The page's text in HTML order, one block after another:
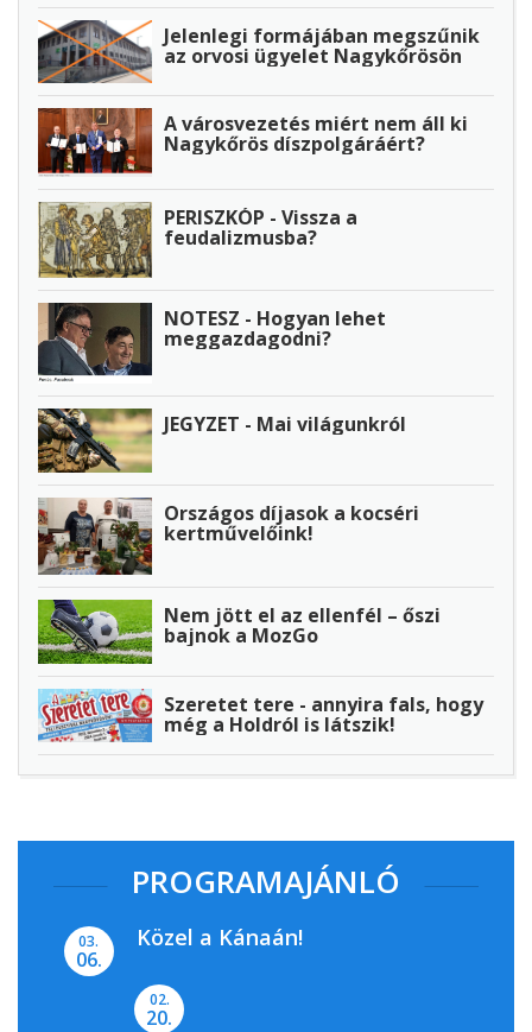
Jelenlegi formájában megszűnik
az orvosi ügyelet Nagykőrösön
A városvezetés miért nem áll ki
Nagykőrös díszpolgáráért?
PERISZKÓP - Vissza a
feudalizmusba?
NOTESZ - Hogyan lehet
meggazdagodni?
JEGYZET - Mai világunkról
Országos díjasok a kocséri
kertművelőink!
Nem jött el az ellenfél – őszi
bajnok a MozGo
Szeretet tere - annyira fals, hogy
még a Holdról is látszik!
PROGRAMAJÁNLÓ
03.
06.
Közel a Kánaán!
02.
20.